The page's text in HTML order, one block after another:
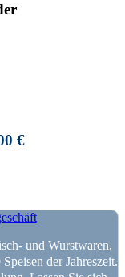
€
und Wurstwaren,
der Jahreszeit.